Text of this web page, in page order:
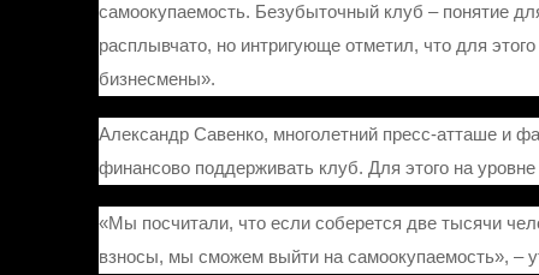
самоокупаемость. Безубыточный клуб – понятие
расплывчато, но интригующе отметил, что для
бизнесмены».
Александр Савенко, многолетний пресс-атташе и
финансово поддерживать клуб. Для этого на
«Мы посчитали, что если соберется две тысячи
взносы, мы сможем выйти на самоокупаемость», –